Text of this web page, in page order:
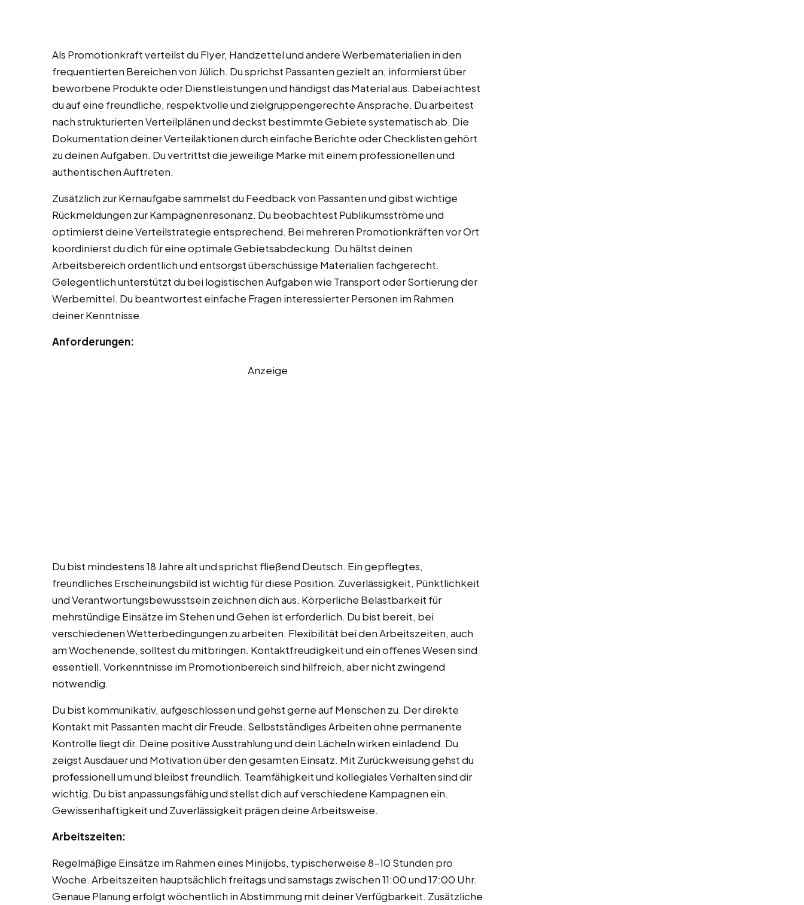
Als Promotionkraft verteilst du Flyer, Handzettel und andere Werbematerialien in den
frequentierten Bereichen von Jülich. Du sprichst Passanten gezielt an, informierst über
beworbene Produkte oder Dienstleistungen und händigst das Material aus. Dabei achtest
du auf eine freundliche, respektvolle und zielgruppengerechte Ansprache. Du arbeitest
nach strukturierten Verteilplänen und deckst bestimmte Gebiete systematisch ab. Die
Dokumentation deiner Verteilaktionen durch einfache Berichte oder Checklisten gehört
zu deinen Aufgaben. Du vertrittst die jeweilige Marke mit einem professionellen und
authentischen Auftreten.
Zusätzlich zur Kernaufgabe sammelst du Feedback von Passanten und gibst wichtige
Rückmeldungen zur Kampagnenresonanz. Du beobachtest Publikumsströme und
optimierst deine Verteilstrategie entsprechend. Bei mehreren Promotionkräften vor Ort
koordinierst du dich für eine optimale Gebietsabdeckung. Du hältst deinen
Arbeitsbereich ordentlich und entsorgst überschüssige Materialien fachgerecht.
Gelegentlich unterstützt du bei logistischen Aufgaben wie Transport oder Sortierung der
Werbemittel. Du beantwortest einfache Fragen interessierter Personen im Rahmen
deiner Kenntnisse.
Anforderungen:
Anzeige
Du bist mindestens 18 Jahre alt und sprichst fließend Deutsch. Ein gepflegtes,
freundliches Erscheinungsbild ist wichtig für diese Position. Zuverlässigkeit, Pünktlichkeit
und Verantwortungsbewusstsein zeichnen dich aus. Körperliche Belastbarkeit für
mehrstündige Einsätze im Stehen und Gehen ist erforderlich. Du bist bereit, bei
verschiedenen Wetterbedingungen zu arbeiten. Flexibilität bei den Arbeitszeiten, auch
am Wochenende, solltest du mitbringen. Kontaktfreudigkeit und ein offenes Wesen sind
essentiell. Vorkenntnisse im Promotionbereich sind hilfreich, aber nicht zwingend
notwendig.
Du bist kommunikativ, aufgeschlossen und gehst gerne auf Menschen zu. Der direkte
Kontakt mit Passanten macht dir Freude. Selbstständiges Arbeiten ohne permanente
Kontrolle liegt dir. Deine positive Ausstrahlung und dein Lächeln wirken einladend. Du
zeigst Ausdauer und Motivation über den gesamten Einsatz. Mit Zurückweisung gehst du
professionell um und bleibst freundlich. Teamfähigkeit und kollegiales Verhalten sind dir
wichtig. Du bist anpassungsfähig und stellst dich auf verschiedene Kampagnen ein.
Gewissenhaftigkeit und Zuverlässigkeit prägen deine Arbeitsweise.
Arbeitszeiten:
Regelmäßige Einsätze im Rahmen eines Minijobs, typischerweise 8-10 Stunden pro
Woche. Arbeitszeiten hauptsächlich freitags und samstags zwischen 11:00 und 17:00 Uhr.
Genaue Planung erfolgt wöchentlich in Abstimmung mit deiner Verfügbarkeit. Zusätzliche